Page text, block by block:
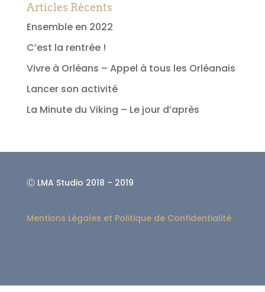
Articles Récents
Ensemble en 2022
C’est la rentrée !
Vivre à Orléans – Appel à tous les Orléanais
Lancer son activité
La Minute du Viking – Le jour d’après
Ⓒ LMA Studio 2018 – 2019
Mentions Légales et Politique de Confidentialité